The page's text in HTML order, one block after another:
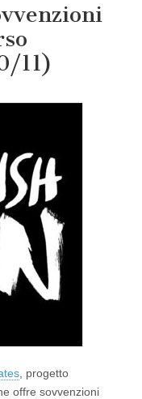
11)
, progetto
offre sovvenzioni